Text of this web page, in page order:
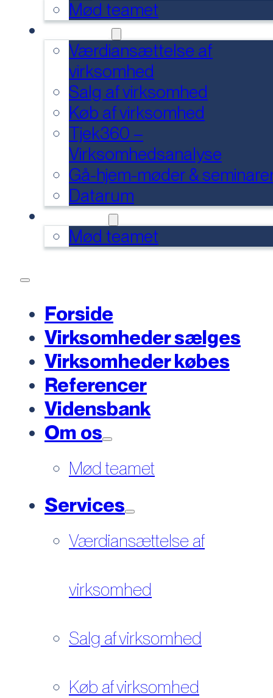
Mød teamet
Værdiansættelse af
virksomhed
Salg af virksomhed
Køb af virksomhed
Tjek360 –
Virksomhedsanalyse
Gå-hjem-møder &
Datarum
Mød teamet
Forside
Virksomheder sælges
Virksomheder købes
Referencer
Vidensbank
Om os
Mød teamet
Services
Værdiansættelse af
virksomhed
Salg af virksomhed
Køb af virksomhed